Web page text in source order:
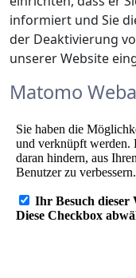
informiert und Sie
der Deaktivierung
unserer Website
Matomo